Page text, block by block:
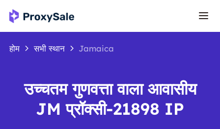
होम सभी स्थान Jamaica
उच्चतम गुणवत्ता वाला आवासीय
JM प्रॉक्सी-21898 IP